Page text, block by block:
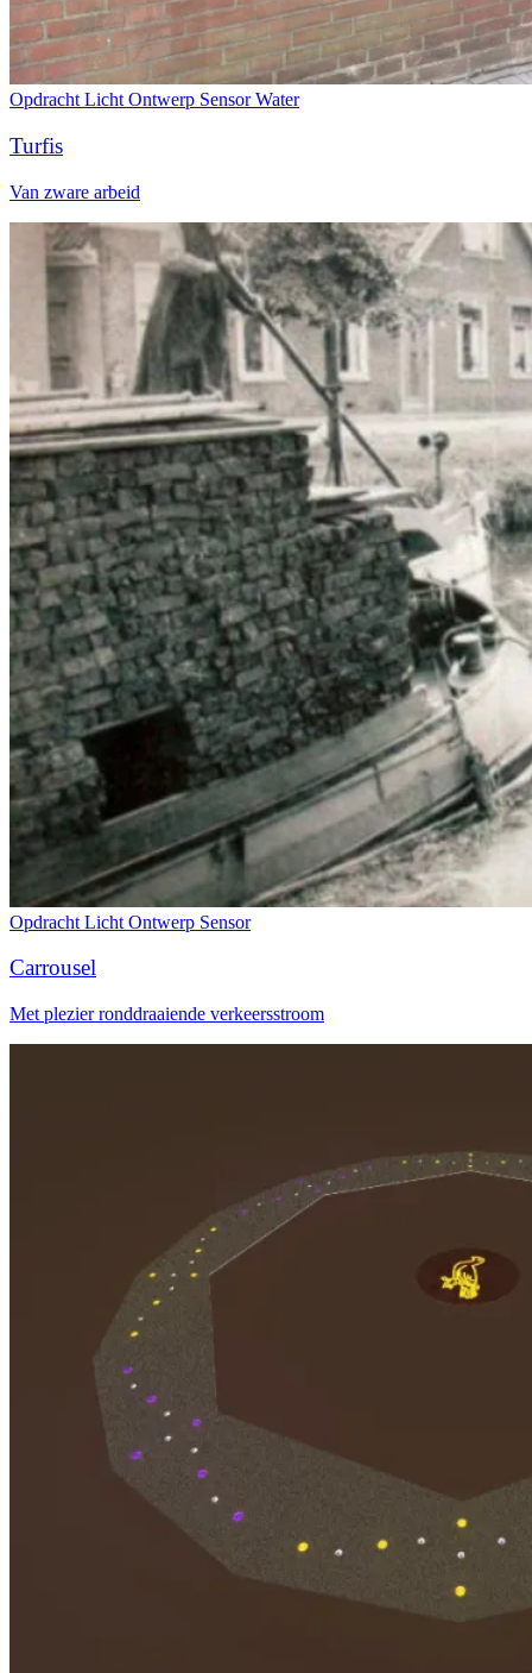
Opdracht Licht Ontwerp SensorWater
Turfis
Van zware arbeid
Opdracht Licht Ontwerp Sensor
Carrousel
Met plezier ronddraaiende verkeersstroom